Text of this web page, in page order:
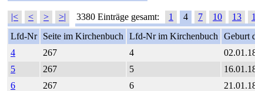
|< < > >| 3380 Einträge gesamt: 1 4 7 10 13
Lfd-Nr
Seite im Kirchenbuch Lfd-Nr im Kirchenbuch Geburt
4
267 4
5
267 5
6
267 6